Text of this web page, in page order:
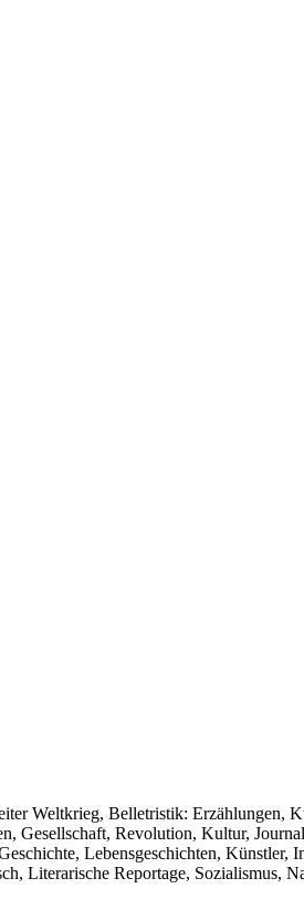
Weltkrieg, Belletristik: Erzählungen,
Gesellschaft, Revolution, Kultur,
Lebensgeschichten,
Literarische Reportage, Sozialismus,